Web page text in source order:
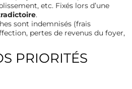
etc. Fixés lors d’une
.
sont indemnisés (frais
pertes de revenus du foyer,
PRIORITÉS